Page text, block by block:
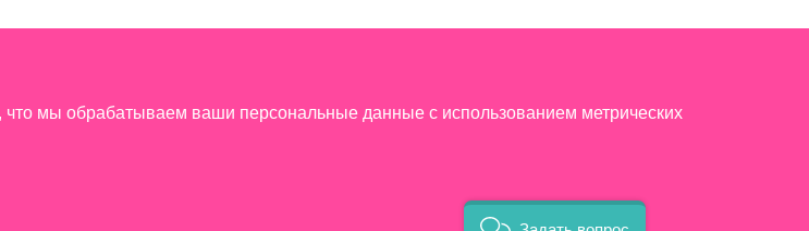
мы обрабатываем ваши персональные данные с использованием метрических